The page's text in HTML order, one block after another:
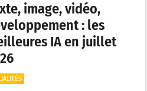
image, vidéo,
: les
IA en juillet